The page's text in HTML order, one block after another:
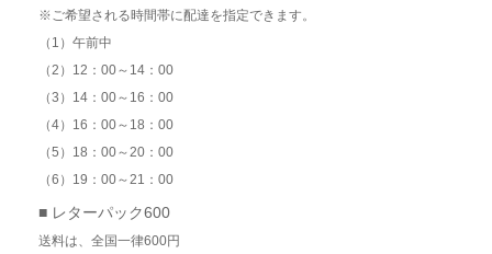
※ご希望される時間帯に配達を指定できます。
（1）午前中
（2）12：00～14：00
（3）14：00～16：00
（4）16：00～18：00
（5）18：00～20：00
（6）19：00～21：00
■ レターパック600
送料は、全国一律600円